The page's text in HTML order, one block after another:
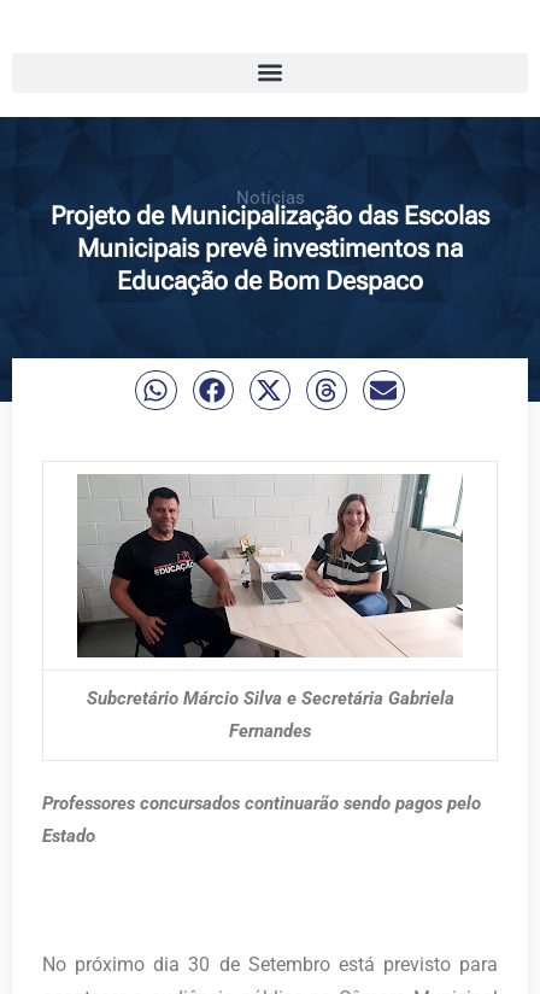
Notícias
Projeto de Municipalização das Escolas
Municipais prevê investimentos na
Educação de Bom Despaco
Subcretário Márcio Silva e Secretária Gabriela
Fernandes
Professores concursados continuarão sendo pagos pelo
Estado
No próximo dia 30 de Setembro está previsto para